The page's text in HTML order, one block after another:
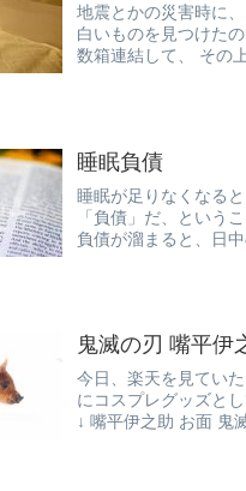
地震とかの災害時に、 避難所での寝床の快適さって とても大切だと思います。 で、面
白いものを見つけたのですが、 「段ボール畳ベッド」 という
数箱連
睡眠負債
睡眠が足りなくなる
「負債」だ、という
負債が溜まると、日
鬼滅の刃 嘴平伊
今日、楽天を見てい
にコスプレグッズとし
↓ 嘴平伊之助 お面